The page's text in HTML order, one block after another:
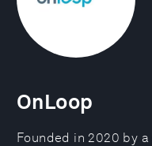
OnLoop
Founded in 2020 by